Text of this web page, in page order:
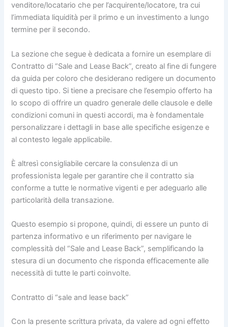
venditore/locatario che per l’acquirente/locatore, tra cui
l’immediata liquidità per il primo e un investimento a lungo
termine per il secondo.
La sezione che segue è dedicata a fornire un esemplare di
Contratto di “Sale and Lease Back”, creato al fine di fungere
da guida per coloro che desiderano redigere un documento
di questo tipo. Si tiene a precisare che l’esempio offerto ha
lo scopo di offrire un quadro generale delle clausole e delle
condizioni comuni in questi accordi, ma è fondamentale
personalizzare i dettagli in base alle specifiche esigenze e
al contesto legale applicabile.
È altresì consigliabile cercare la consulenza di un
professionista legale per garantire che il contratto sia
conforme a tutte le normative vigenti e per adeguarlo alle
particolarità della transazione.
Questo esempio si propone, quindi, di essere un punto di
partenza informativo e un riferimento per navigare le
complessità del “Sale and Lease Back”, semplificando la
stesura di un documento che risponda efficacemente alle
necessità di tutte le parti coinvolte.
Contratto di “sale and lease back”
Con la presente scrittura privata, da valere ad ogni effetto